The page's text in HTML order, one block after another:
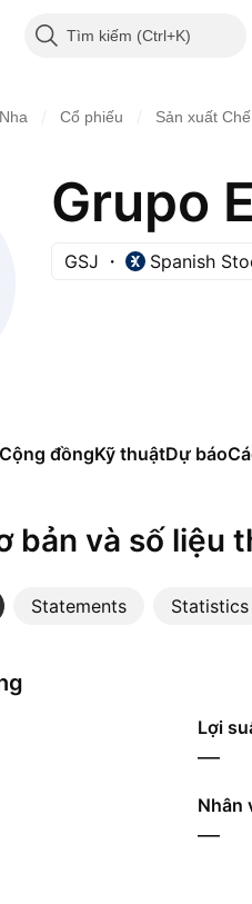
Tìm kiếm
Cổ phiếu Sản xuất
Grupo
GSJ Spanish
Cộng đồngKỹ thuậtDự báo
bản và số liệu
Statements Statistics
Lợi
—
Nhân
—